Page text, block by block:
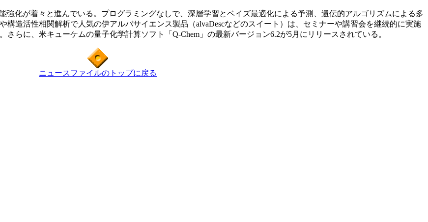
化が着々と進んでいる。プログラミングなしで、深層学習とベイズ最適化による予測、遺伝的アルゴリズムによる多
造活性相関解析で人気の伊アルバサイエンス製品（alvaDescなどのスイート）は、セミナーや講習会を継続的に実施
らに、米キューケムの量子化学計算ソフト「Q-Chem」の最新バージョン6.2が5月にリリースされている。
ニュースファイルのトップに戻る